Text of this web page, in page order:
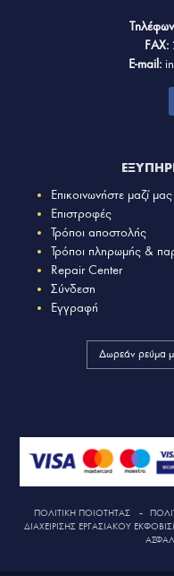
FAX:
E-mail:
Επικοινωνήστε μαζί μας
Επιστροφές
Τρόποι αποστολής
Τρόποι πληρωμής &
Repair Center
Σύνδεση
Εγγραφή
Δωρεάν ρεύμα
ΠΟΛΙΤΙΚΗ ΠΟΙΟΤΗΤΑΣ –
ΔΙΑΧΕΙΡΙΣΗΣ ΕΡΓΑΣΙΑΚΟΥ